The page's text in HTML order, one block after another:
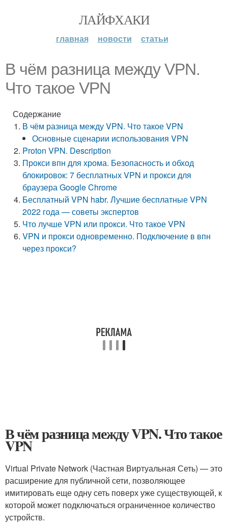
ЛАЙФХАКИ
главная новости статьи
В чём разница между VPN.
Что такое VPN
Содержание
В чём разница между VPN. Что такое VPN
Основные сценарии использования VPN
Proton VPN. Description
Прокси впн для хрома. Безопасность и обход
блокировок: 7 бесплатных VPN и прокси для
браузера Google Chrome
Бесплатный VPN habr. Лучшие бесплатные VPN
2022 года — советы экспертов
Что лучше VPN или прокси. Что такое VPN
VPN и прокси одновременно. Подключение в впн
через прокси?
В чём разница между VPN. Что такое
VPN
Virtual Private Network (Частная Виртуальная Сеть) — это
расширение для публичной сети, позволяющее
имитировать еще одну сеть поверх уже существующей, к
которой может подключаться ограниченное количество
устройств.